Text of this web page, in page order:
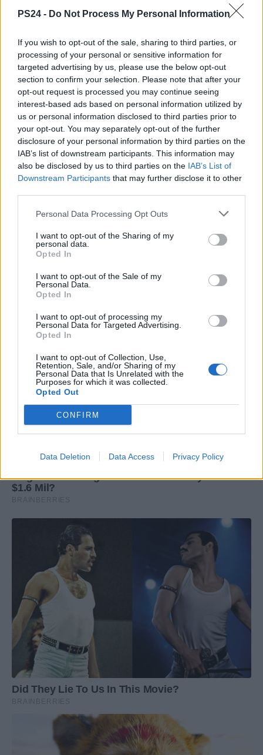
PS24 - Do Not Process My Personal Information
If you wish to opt-out of the sale, sharing to third parties, or
processing of your personal or sensitive information for
targeted advertising by us, please use the below opt-out
section to confirm your selection. Please note that after your
opt-out request is processed you may continue seeing
interest-based ads based on personal information utilized by
us or personal information disclosed to third parties prior to
your opt-out. You may separately opt-out of the further
disclosure of your personal information by third parties on the
IAB’s list of downstream participants. This information may
also be disclosed by us to third parties on the IAB’s List of
Downstream Participants that may further disclose it to other
Personal Data Processing Opt Outs
I want to opt-out of the Sharing of my
personal data.
Opted In
I want to opt-out of the Sale of my
Personal Data.
Opted In
I want to opt-out of processing my
Personal Data for Targeted Advertising.
Opted In
I want to opt-out of Collection, Use,
Retention, Sale, and/or Sharing of my
Personal Data that Is Unrelated with the
Purposes for which it was collected.
Opted Out
CONFIRM
Data Deletion Data Access Privacy Policy